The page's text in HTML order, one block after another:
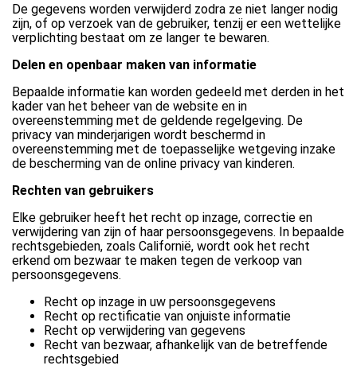
De gegevens worden verwijderd zodra ze niet langer nodig
zijn, of op verzoek van de gebruiker, tenzij er een wettelijke
verplichting bestaat om ze langer te bewaren.
Delen en openbaar maken van informatie
Bepaalde informatie kan worden gedeeld met derden in het
kader van het beheer van de website en in
overeenstemming met de geldende regelgeving. De
privacy van minderjarigen wordt beschermd in
overeenstemming met de toepasselijke wetgeving inzake
de bescherming van de online privacy van kinderen.
Rechten van gebruikers
Elke gebruiker heeft het recht op inzage, correctie en
verwijdering van zijn of haar persoonsgegevens. In bepaalde
rechtsgebieden, zoals Californië, wordt ook het recht
erkend om bezwaar te maken tegen de verkoop van
persoonsgegevens.
Recht op inzage in uw persoonsgegevens
Recht op rectificatie van onjuiste informatie
Recht op verwijdering van gegevens
Recht van bezwaar, afhankelijk van de betreffende
rechtsgebied